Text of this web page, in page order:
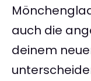
auch die
deinem